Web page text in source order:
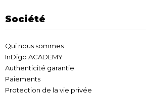
Société
Qui nous sommes
InDigo ACADEMY
Authenticité garantie
Paiements
Protection de la vie privée